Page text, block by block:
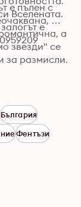
Вселената.
е
е пълен с
а
звезди" се
за размисли.
България
Фентъзи